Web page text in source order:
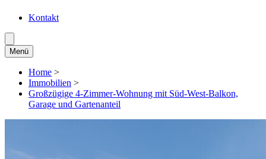
Kontakt
Menü
Home >
Immobilien >
Großzügige 4-Zimmer-Wohnung mit Süd-West-Balkon,
Garage und Gartenanteil